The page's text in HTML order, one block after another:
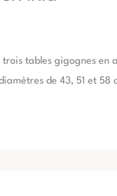
tables gigognes
de 43, 51 et